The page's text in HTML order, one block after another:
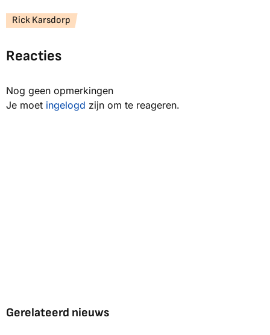
Rick Karsdorp
Reacties
Nog geen opmerkingen
Je moet ingelogd zijn om te reageren.
Gerelateerd nieuws